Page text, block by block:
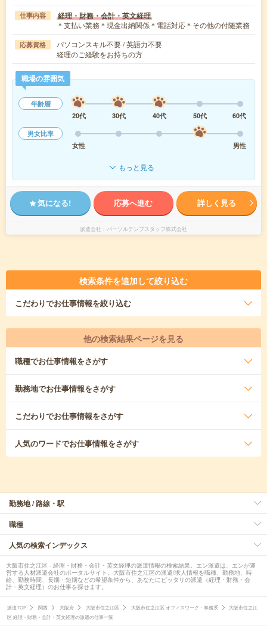
仕事内容 経理・財務・会計・英文経理
＊支払い業務＊現金出納関係＊電話対応＊その他の付随業務
応募資格
パソコンスキル不要 / 英語力不要
経理のご経験をお持ちの方
職場の雰囲気
年齢層
20代
30代 40代 50代
60代
男女比率
女性
男性
もっと見る
気になる! 応募へ進む 詳しく見る
派遣会社 パーソルテンプスタッフ株式会社
検索条件を追加して絞り込む
こだわりでお仕事情報を絞り込む
他の検索結果ページを見る
職種でお仕事情報をさがす
勤務地でお仕事情報をさがす
こだわりでお仕事情報をさがす
人気のワードでお仕事情報をさがす
勤務地 / 路線・駅
職種
人気の検索インデックス
大阪市住之江区 - 経理・財務・会計・英文経理の派遣情報の検索結果。エン派遣は、エンが運
営する人材派遣会社のポータルサイト。大阪市住之江区の派遣/求人情報を職種、勤務地、時
給、勤務時間、長期・短期などの希望条件から、あなたにピッタリの派遣（経理・財務・会
計・英文経理）のお仕事を探せます。
派遣TOP 関西 大阪府 大阪市住之江区 大阪市住之江区 オフィスワーク・事務系
大阪市住之江
区 経理・財務・会計・英文経理の派遣の仕事一覧